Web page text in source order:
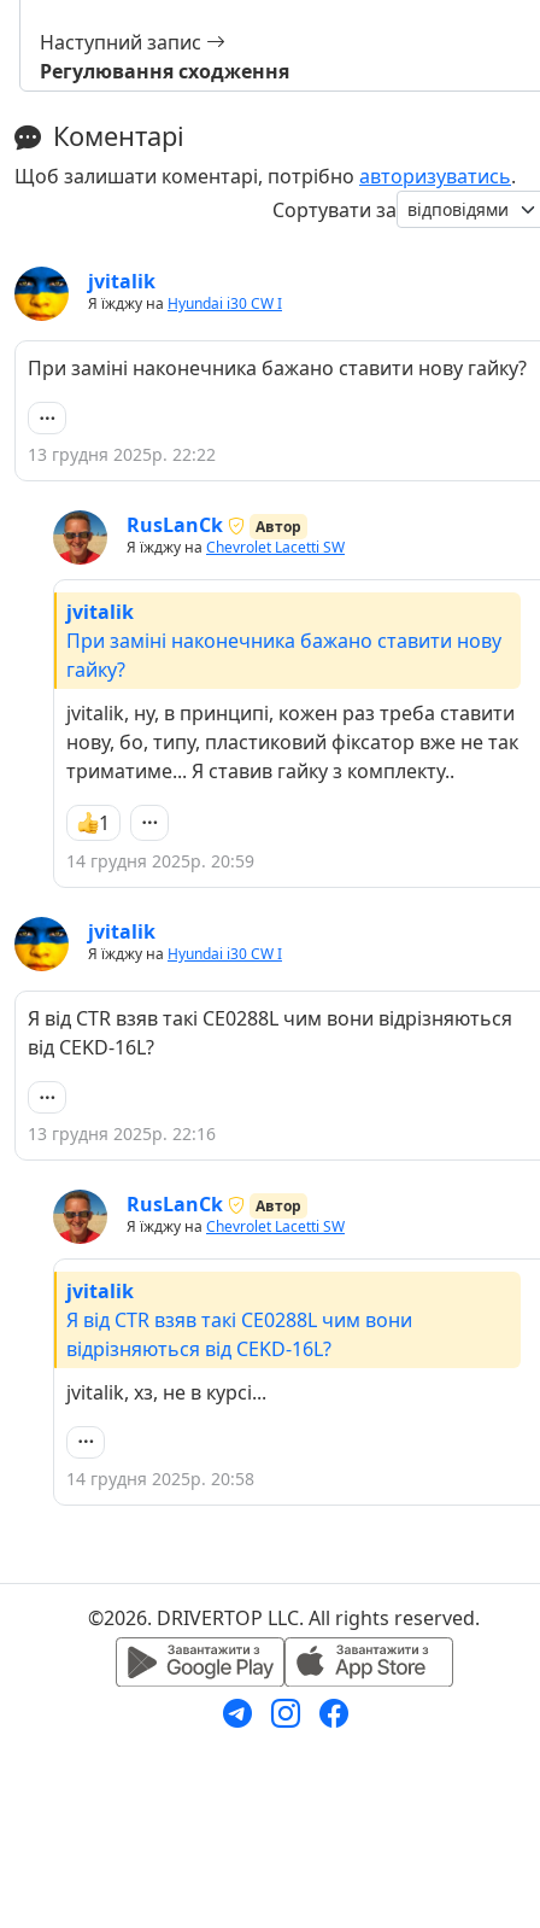
Наступний запис
Регулювання сходження
Коментарі
Щоб залишати коментарі, потрібно авторизуватись.
Сортувати за
jvitalik
Я їжджу на Hyundai i30 CW I
При заміні наконечника бажано ставити нову гайку?
13 грудня 2025р. 22:22
RusLanCk
Автор
Я їжджу на Chevrolet Lacetti SW
jvitalik
При заміні наконечника бажано ставити нову
гайку?
jvitalik, ну, в принципі, кожен раз треба ставити
нову, бо, типу, пластиковий фіксатор вже не так
триматиме... Я ставив гайку з комплекту..
1
14 грудня 2025р. 20:59
jvitalik
Я їжджу на Hyundai i30 CW I
Я від CTR взяв такі CE0288L чим вони відрізняються
від CEKD-16L?
13 грудня 2025р. 22:16
RusLanCk
Автор
Я їжджу на Chevrolet Lacetti SW
jvitalik
Я від CTR взяв такі CE0288L чим вони
відрізняються від CEKD-16L?
jvitalik, хз, не в курсі...
14 грудня 2025р. 20:58
©2026. DRIVERTOP LLC. All rights reserved.